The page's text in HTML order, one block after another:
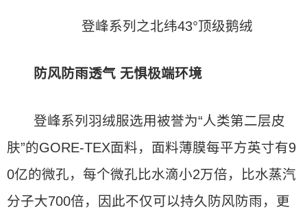
登峰系列之北纬43°顶级鹅绒
防风防雨透气 无惧极端环境
登峰系列羽绒服选用被誉为“人类第二层皮
肤”的GORE-TEX面料，面料薄膜每平方英寸有9
0亿的微孔，每个微孔比水滴小2万倍，比水蒸汽
分子大700倍，因此不仅可以持久防风防雨，更